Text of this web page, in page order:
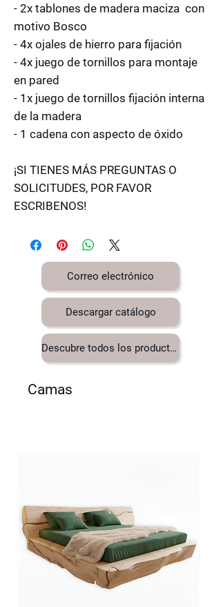
- 2x tablones de madera maciza con
motivo Bosco
- 4x ojales de hierro para fijación
- 4x juego de tornillos para montaje
en pared
- 1x juego de tornillos fijación interna
de la madera
- 1 cadena con aspecto de óxido
¡SI TIENES MÁS PREGUNTAS O
SOLICITUDES, POR FAVOR
ESCRIBENOS!
Correo electrónico
Descargar catálogo
Descubre todos los productos
Camas